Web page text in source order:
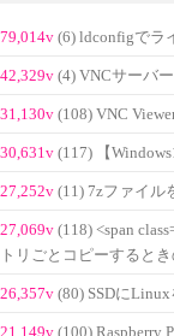
79,014v (6) ldconfigでラ
42,329v (4) VNCサーバ
31,130v (108) VNC
30,631v (117) 【
27,252v (11) 7zファイル
27,069v (118) <span
トリごとコピーすると
26,357v (80) SSDに
21,149v